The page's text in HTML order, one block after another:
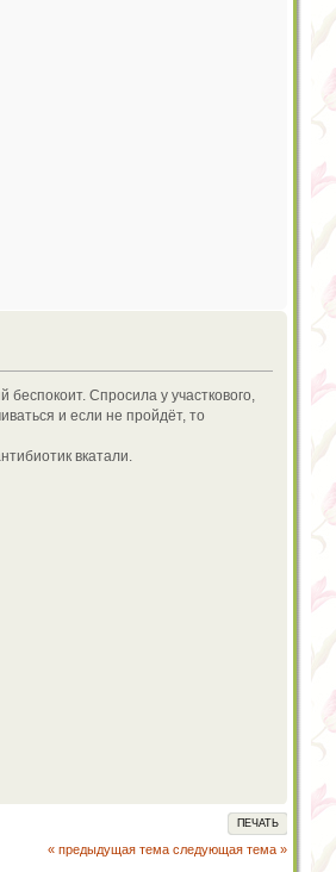
Спросила у участкового,
и если не пройдёт, то
вкатали.
ПЕЧАТЬ
« предыдущая тема следующая тема »